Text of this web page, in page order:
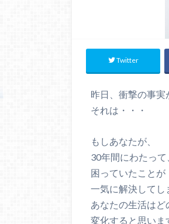
Twitter
昨日、衝撃の事実
それは・・・
もしあなたが、
30年間にわたって
困っていたことが
一気に解決してし
あなたの生活はど
変化すると思いま